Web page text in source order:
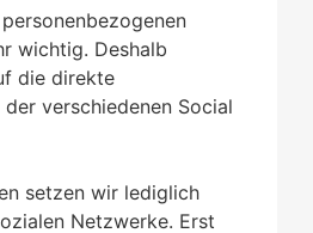
wichtig. Deshalb
die direkte
verschiedenen Social
setzen wir lediglich
Netzwerke. Erst